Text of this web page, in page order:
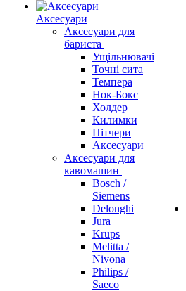
Аксесуари
Аксесуари для
бариста
Ущільнювачі
Точні сита
Темпера
Нок-Бокс
Холдер
Килимки
Пітчери
Аксесуари
Аксесуари для
кавомашин
Bosch /
Siemens
Delonghi
Jura
Krups
Melitta /
Nivona
Philips /
Saeco